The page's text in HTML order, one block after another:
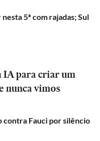
5ª com rajadas; Sul
IA para criar um
nunca vimos
contra Fauci por silêncio